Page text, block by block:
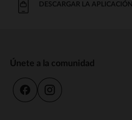
DESCARGAR LA APLICACIÓN
Únete a la comunidad